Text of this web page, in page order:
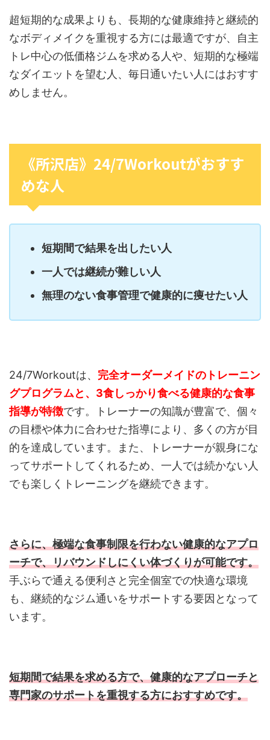
超短期的な成果よりも、長期的な健康維持と継続的
なボディメイクを重視する方には最適ですが、自主
トレ中心の低価格ジムを求める人や、短期的な極端
なダイエットを望む人、毎日通いたい人にはおすす
めしません。
《所沢店》24/7Workoutがおすす
めな人
短期間で結果を出したい人
一人では継続が難しい人
無理のない食事管理で健康的に痩せたい人
24/7Workoutは、 完全オーダーメイドのトレーニン
グプログラムと、3食しっかり食べる健康的な食事
指導が特徴です。トレーナーの知識が豊富で、個々
の目標や体力に合わせた指導により、多くの方が目
的を達成しています。また、トレーナーが親身にな
ってサポートしてくれるため、一人では続かない人
でも楽しくトレーニングを継続できます。
さらに、極端な食事制限を行わない健康的なアプロ
ーチで、リバウンドしにくい体づくりが可能です。
手ぶらで通える便利さと完全個室での快適な環境
も、継続的なジム通いをサポートする要因となって
います。
短期間で結果を求める方で、健康的なアプローチと
専門家のサポートを重視する方におすすめです。